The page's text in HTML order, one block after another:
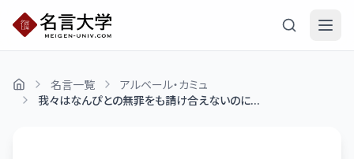
名言一覧
アルベール・カミュ
我々はなんぴとの無罪をも請け合えないのに...